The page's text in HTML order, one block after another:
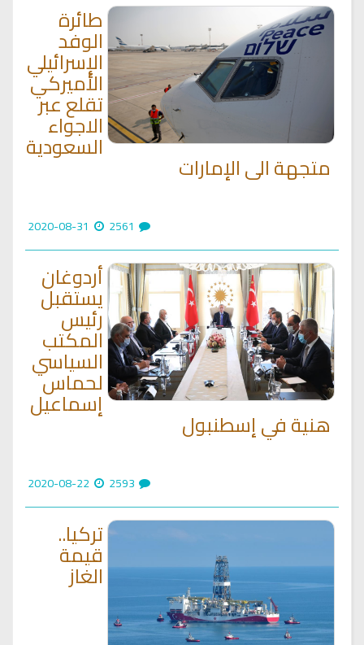
طائرة
الوفد
الإسرائيلي
الأميركي
تقلع عبر
الاجواء
السعودية
متجهة الى الإمارات
أردوغان
يستقبل
رئيس
المكتب
السياسي
لحماس
إسماعيل
هنية في إسطنبول
تركيا..
قيمة
الغاز